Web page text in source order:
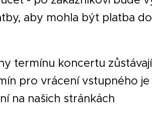
aby mohla být platba
termínu koncertu
pro vrácení vstupného
na našich stránkách